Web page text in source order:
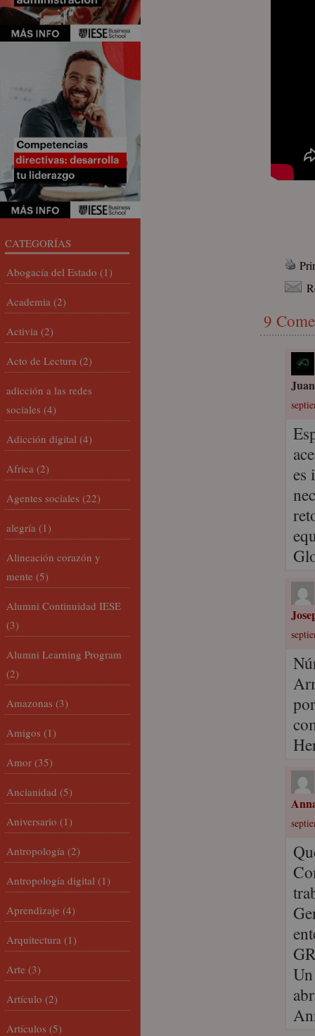
9
es
CATEGORÍAS
Abogacía del Estado (1)
Academia (2)
Activia (2)
Acto de Lectura (2)
adicción a las redes
sociales (4)
Adicción digital (4)
Africa (2)
Agentes sociales (22)
alegría (1)
Alineación corazón y
mente (5)
Alumni Continuidad IESE
(3)
Alumni Learning Program
(2)
Amazonas (3)
Amigos (1)
Amor (35)
Ancianidad (5)
Aniversario (1)
Antropología (2)
Antropología digital (1)
Aprendizaje (4)
Arquitectura (1)
Arte (3)
Artículo (2)
Artículos (5)